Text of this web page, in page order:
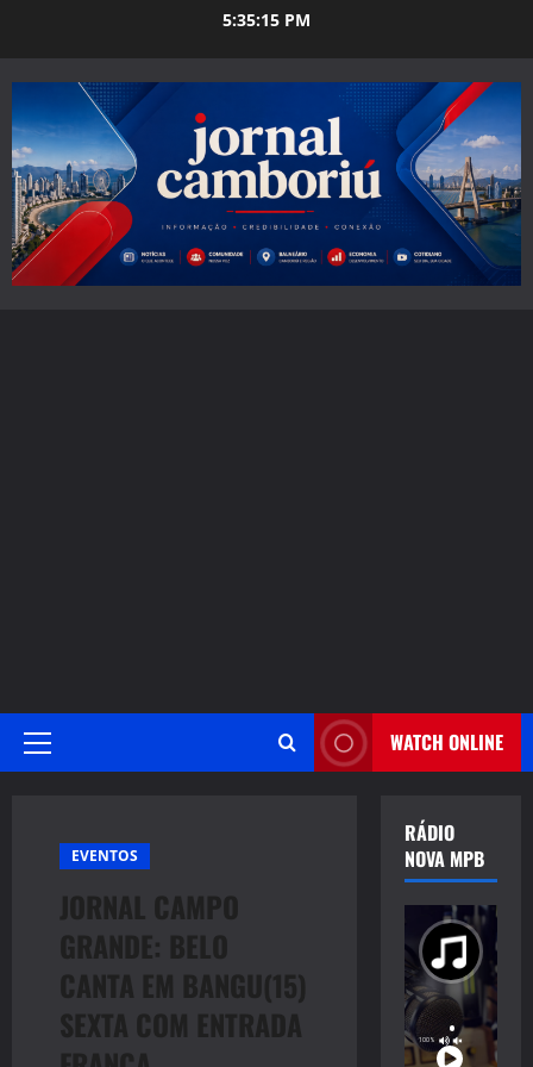
5:35:16 PM
Primary
WATCH ONLINE
EVENTOS
JORNAL CAMPO
GRANDE: BELO
CANTA EM BANGU(15)
SEXTA COM ENTRADA
RÁDIO
NOVA MPB